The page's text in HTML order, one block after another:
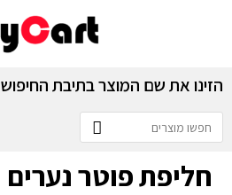
הזינו את שם המוצר בתיבת החיפוש
חליפת פוטר נערים